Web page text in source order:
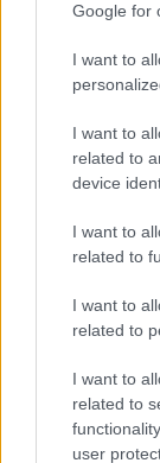
Google for
I want to
I want to
related to
device
I want to
related to
I want to
related to
I want to
related to
user